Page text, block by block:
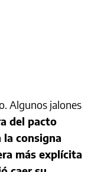
Algunos jalones
del pacto
consigna
más explícita